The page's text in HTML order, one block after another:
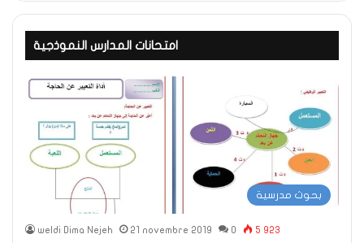
امتحانات المدارس النموذجية
بحوث مدرسية
weldi Dima Nejeh 21 novembre 2019 0 5 923